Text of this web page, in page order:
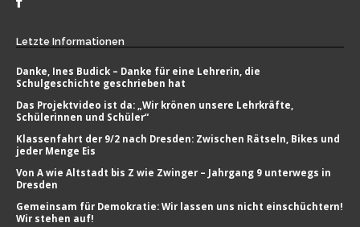
Letzte Informationen
Danke, Ines Budick – Danke für eine Lehrerin, die
Schulgeschichte geschrieben hat
Das Projektvideo ist da: „Wir krönen unsere Lehrkräfte,
Schülerinnen und Schüler“
Klassenfahrt der 9/2 nach Dresden: Zwischen Rätseln, Bikes und
jeder Menge Eis
Von A wie Altstadt bis Z wie Zwinger – Jahrgang 9 unterwegs in
Dresden
Gemeinsam für Demokratie: Wir lassen uns nicht einschüchtern!
Wir stehen auf!